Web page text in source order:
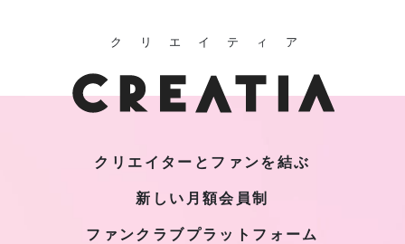
クリエイティア
クリエイターとファンを結ぶ
新しい月額会員制
ファンクラブプラットフォーム